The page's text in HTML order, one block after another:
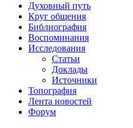
Духовный путь
Круг общения
Библиография
Воспоминания
Исследования
Статьи
Доклады
Источники
Топография
Лента новостей
Форум